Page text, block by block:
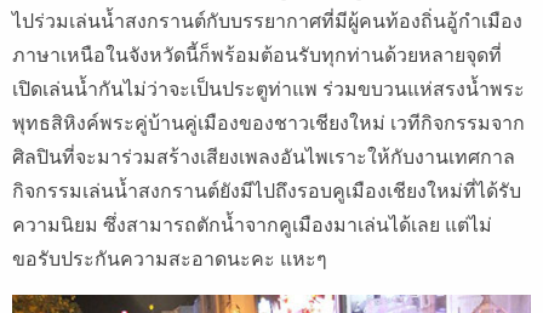
ไปร่วมเล่นน้ำสงกรานต์กับบรรยากาศที่มีผู้คนท้องถิ่นอู้กำเมือง
ภาษาเหนือในจังหวัดนี้ก็พร้อมต้อนรับทุกท่านด้วยหลายจุดที่
เปิดเล่นน้ำกันไม่ว่าจะเป็นประตูท่าแพ ร่วมขบวนแห่สรงน้ำพระ
พุทธสิหิงค์พระคู่บ้านคู่เมืองของชาวเชียงใหม่ เวทีกิจกรรมจาก
ศิลปินที่จะมาร่วมสร้างเสียงเพลงอันไพเราะให้กับงานเทศกาล
กิจกรรมเล่นน้ำสงกรานต์ยังมีไปถึงรอบคูเมืองเชียงใหม่ที่ได้รับ
ความนิยม ซึ่งสามารถตักน้ำจากคูเมืองมาเล่นได้เลย แต่ไม่
ขอรับประกันความสะอาดนะคะ แหะๆ